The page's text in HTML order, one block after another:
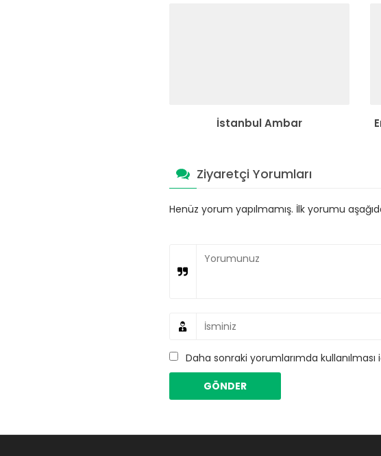
İstanbul Ambar
Ziyaretçi Yorumları
Henüz yorum yapılmamış. İlk yorumu
Daha sonraki yorumlarımda